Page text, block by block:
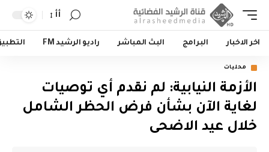
أأ
اخر الاخبار البرامج البث المباشر راديو الرشيد FM
محليات
الأزمة النيابية: لم نقدم أي توصيات
لغاية الآن بشأن فرض الحظر الشامل
خلال عيد الاضحى